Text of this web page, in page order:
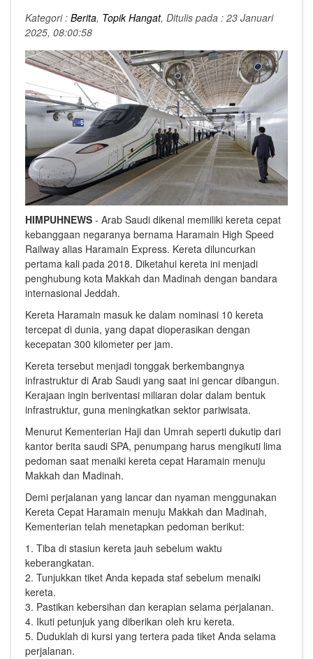
Kategori : Berita, Topik Hangat, Ditulis pada : 23 Januari
2025, 08:00:58
HIMPUHNEWS - Arab Saudi dikenal memiliki kereta cepat
kebanggaan negaranya bernama Haramain High Speed
Railway alias Haramain Express. Kereta diluncurkan
pertama kali pada 2018. Diketahui kereta ini menjadi
penghubung kota Makkah dan Madinah dengan bandara
internasional Jeddah.
Kereta Haramain masuk ke dalam nominasi 10 kereta
tercepat di dunia, yang dapat dioperasikan dengan
kecepatan 300 kilometer per jam.
Kereta tersebut menjadi tonggak berkembangnya
infrastruktur di Arab Saudi yang saat ini gencar dibangun.
Kerajaan ingin beriventasi miliaran dolar dalam bentuk
infrastruktur, guna meningkatkan sektor pariwisata.
Menurut Kementerian Haji dan Umrah seperti dukutip dari
kantor berita saudi SPA, penumpang harus mengikuti lima
pedoman saat menaiki kereta cepat Haramain menuju
Makkah dan Madinah.
Demi perjalanan yang lancar dan nyaman menggunakan
Kereta Cepat Haramain menuju Makkah dan Madinah,
Kementerian telah menetapkan pedoman berikut:
1. Tiba di stasiun kereta jauh sebelum waktu
keberangkatan.
2. Tunjukkan tiket Anda kepada staf sebelum menaiki
kereta.
3. Pastikan kebersihan dan kerapian selama perjalanan.
4. Ikuti petunjuk yang diberikan oleh kru kereta.
5. Duduklah di kursi yang tertera pada tiket Anda selama
perjalanan.